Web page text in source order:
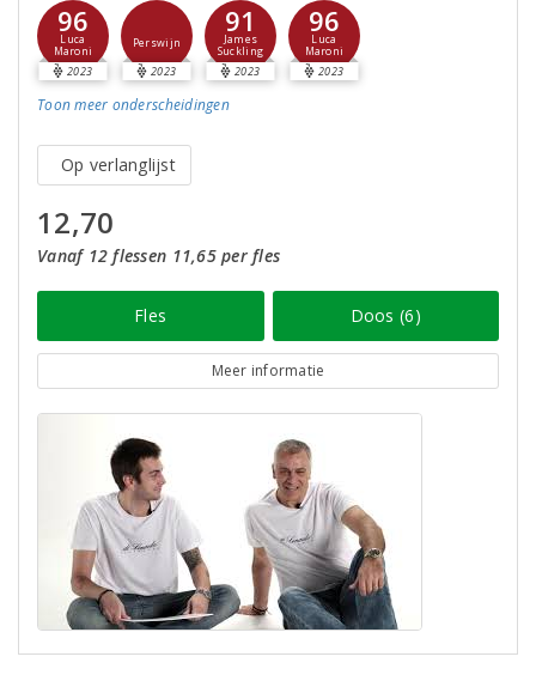
96
Luca
Maroni
2023
Perswijn
2023
91
James
Suckling
2023
96
Luca
Maroni
2023
Toon meer onderscheidingen
Op verlanglijst
12,70
Vanaf 12 flessen 11,65 per fles
Fles Doos (6)
Meer informatie